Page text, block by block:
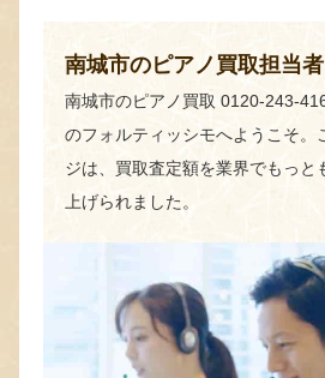
南城市のピアノ買取担当
南城市のピアノ買取 0120-243-
のフォルティッシモへようこそ。
ジは、買取査定額を業界でもっと
上げられました。